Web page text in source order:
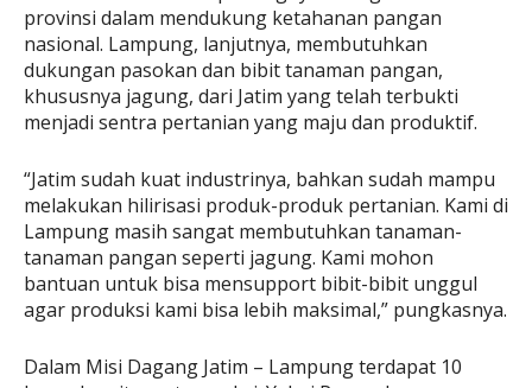
provinsi dalam mendukung ketahanan pangan
nasional. Lampung, lanjutnya, membutuhkan
dukungan pasokan dan bibit tanaman pangan,
khususnya jagung, dari Jatim yang telah terbukti
menjadi sentra pertanian yang maju dan produktif.
“Jatim sudah kuat industrinya, bahkan sudah mampu
melakukan hilirisasi produk-produk pertanian. Kami di
Lampung masih sangat membutuhkan tanaman-
tanaman pangan seperti jagung. Kami mohon
bantuan untuk bisa mensupport bibit-bibit unggul
agar produksi kami bisa lebih maksimal,” pungkasnya.
Dalam Misi Dagang Jatim – Lampung terdapat 10